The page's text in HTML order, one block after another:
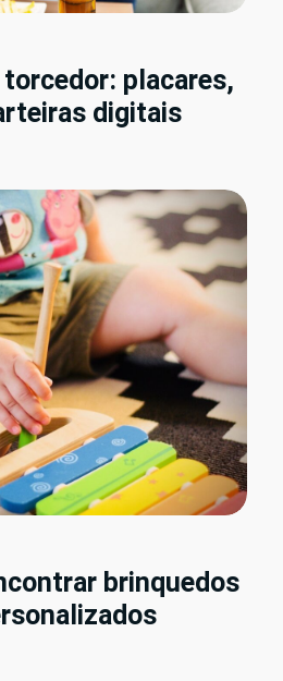
placares,
digitais
brinquedos